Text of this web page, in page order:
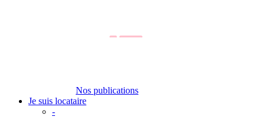
Nos publications
Je suis locataire
-